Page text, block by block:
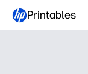
Printables